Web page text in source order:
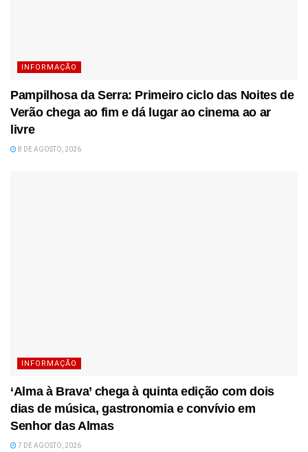
INFORMAÇÃO
Pampilhosa da Serra: Primeiro ciclo das Noites de
Verão chega ao fim e dá lugar ao cinema ao ar
livre
8 DE AGOSTO, 2026
INFORMAÇÃO
‘Alma à Brava’ chega à quinta edição com dois
dias de música, gastronomia e convívio em
Senhor das Almas
7 DE AGOSTO, 2026